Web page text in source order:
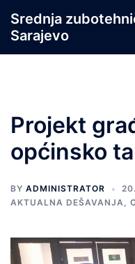
content
Srednja
Sarajevo
Projekt
općinsko
BY ADMINISTRATOR
AKTUALNA DEŠAVANJA,